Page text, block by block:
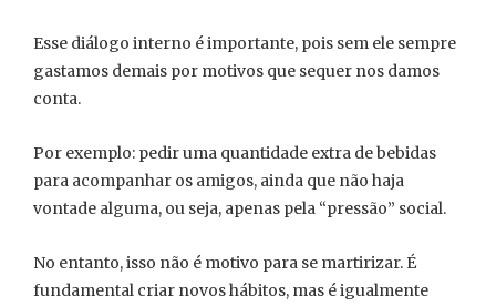
Esse diálogo interno é importante, pois sem ele sempre
gastamos demais por motivos que sequer nos damos
conta.
Por exemplo: pedir uma quantidade extra de bebidas
para acompanhar os amigos, ainda que não haja
vontade alguma, ou seja, apenas pela “pressão” social.
No entanto, isso não é motivo para se martirizar. É
fundamental criar novos hábitos, mas é igualmente